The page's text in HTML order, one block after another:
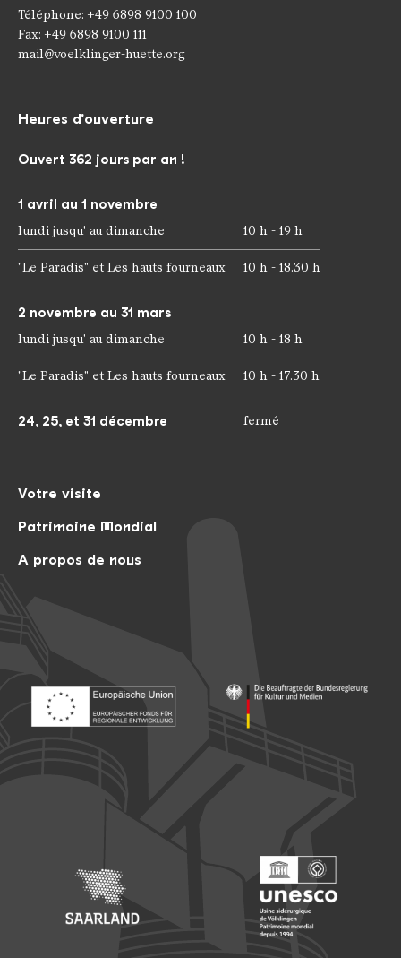
Téléphone: +49 6898 9100 100
Fax: +49 6898 9100 111
mail@voelklinger-huette.org
Votre visite
Patrimoine Mondial
A propos de nous
Heures d'ouverture
Ouvert 362 jours par an !
1 avril au 1 novembre
lundi jusqu' au dimanche 10 h - 19 h
"Le Paradis" et Les hauts fourneaux 10 h - 18.30 h
2 novembre au 31 mars
lundi jusqu' au dimanche 10 h - 18 h
"Le Paradis" et Les hauts fourneaux 10 h - 17.30 h
24, 25, et 31 décembre fermé